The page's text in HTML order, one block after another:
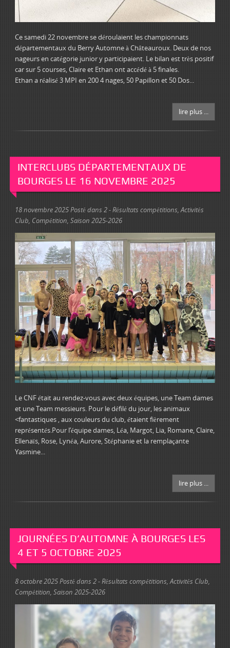
Ce samedi 22 novembre se déroulaient les championnats
départementaux du Berry Automne à Châteauroux. Deux de nos
nageurs en catégorie junior y participaient. Le bilan est très positif
car sur 5 courses, Claire et Ethan ont accédé à 5 finales.
Ethan a réalisé 3 MPI en 200 4 nages, 50 Papillon et 50 Dos...
lire plus ...
INTERCLUBS DÉPARTEMENTAUX DE
BOURGES LE 16 NOVEMBRE 2025
18 novembre 2025 Posté dans 2 - Résultats compétitions, Activités
Club Compétition Saison 2025-2026
Le CNF était au rendez-vous avec deux équipes, une Team dames
et une Team messieurs. Pour le défilé du jour, les animaux
<fantastiques , aux couleurs du club, étaient fièrement
représentés.Pour l’équipe dames, Léa, Margot, Lia, Romane, Claire,
Ellenaïs, Rose, Lynéa, Aurore, Stéphanie et la remplaçante
Yasmine...
lire plus ...
JOURNÉES D’AUTOMNE À BOURGES LES
4 ET 5 OCTOBRE 2025
8 octobre 2025Posté dans 2 - Résultats compétitions,Activités Club,
Compétition, Saison 2025-2026